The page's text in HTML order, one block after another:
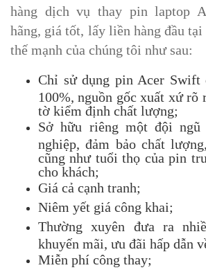
hàng dịch vụ thay pin laptop
hãng, giá tốt, lấy liền hàng đầu
thế mạnh của chúng tôi như sau:
Chỉ sử dụng pin Acer Swift
100%, nguồn gốc xuất xứ rõ
tờ kiểm định chất lượng;
Sở hữu riêng một đội ngũ
nghiệp, đảm bảo chất
cũng như tuổi thọ của pin
cho khách;
Giá cả cạnh tranh;
Niêm yết giá công khai;
Thường xuyên đưa ra
khuyến mãi, ưu đãi hấp dẫn
Miễn phí công thay;